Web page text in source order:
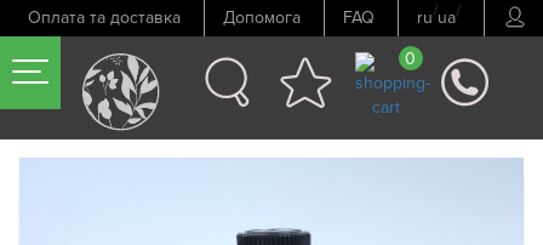
Оплата та доставка Допомога FAQ ru/ua/
0
Попередній товар Наступний товар